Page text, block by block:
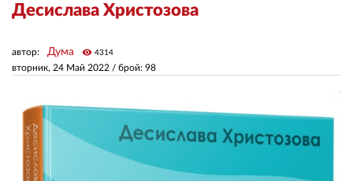
Десислава Христозова
вторник, 24 Май 2022 / брой: 98
автор: Дума visibility 4314
АВТОРИ
КОНТАКТИ
РЕКЛАМА